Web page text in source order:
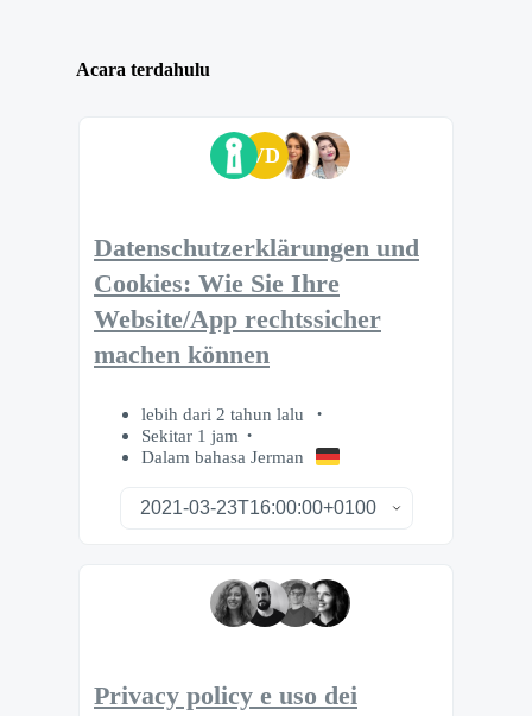
Acara terdahulu
VD
Datenschutzerklärungen und
Cookies: Wie Sie Ihre
Website/App rechtssicher
machen können
lebih dari 2 tahun lalu
Sekitar 1 jam
Dalam bahasa Jerman
Privacy policy e uso dei